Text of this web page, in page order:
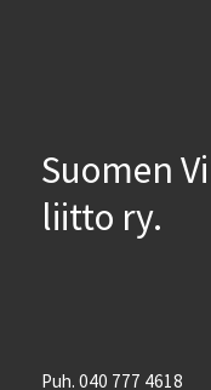
Suomen
liitto ry.
Puh. 040 777 4618